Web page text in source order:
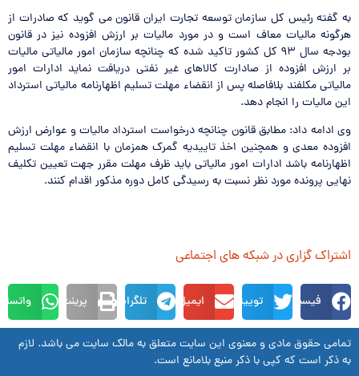
به گفته رئیس کل سازمان توسعه تجارت ایران قانون می گوید که صادرات از
هرگونه مالیات معاف است و در مورد مالیات بر ارزش افزوده نیز در قانون
بودجه سال ۹۳ کل کشور تاکید شده که چنانچه سازمان امور مالیاتی مالیات
بر ارزش افزوده از صادارت کالاهای غیر نفتی دریافت نماید ادارات امور
مالیاتی مکلفند بلافاصله پس از انقضاء مهلت تسلیم اظهارنامه مالیاتی استرداد
این مالیات را انجام دهد.
وی ادامه داد: مطابق قانون چنانچه درخواست استرداد مالیات و عوارض ارزش
افزوده معدی و همچنین اخذ تاییدیه گمرک همزمان با انقضاء مهلت تسلیم
اظهارنامه باشد ادارات امور مالیاتی باید ظرف مهلت مقرر جهت تعیین تکلیف
نهایی پرونده مورد نظر نسبت به رسیدگی کامل دوره مذکور اقدام کنند.
اشتراک گزاری در شبکه های اجتماعی
فیسبوک توییتر ایمیل تلگرام پرینت
تمامی حقوق مادی و معنوی این سایت متعلق به مالک سایت می باشد. لازم
به ذکر است که کپی با ذکر منبع بلامانع است.